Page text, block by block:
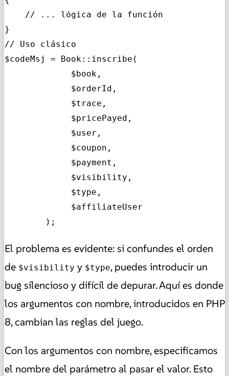
    // ... lógica de la función
}
// Uso clásico
$codeMsj = Book::inscribe(
             $book,
             $orderId,
             $trace,
             $pricePayed,
             $user,
             $coupon,
             $payment,
             $visibility,
             $type,
             $affiliateUser
        );
El problema es evidente: si confundes el orden
de $visibility y $type, puedes introducir un
bug silencioso y difícil de depurar. Aquí es donde
los argumentos con nombre, introducidos en PHP
8, cambian las reglas del juego.
Con los argumentos con nombre, especificamos
el nombre del parámetro al pasar el valor. Esto